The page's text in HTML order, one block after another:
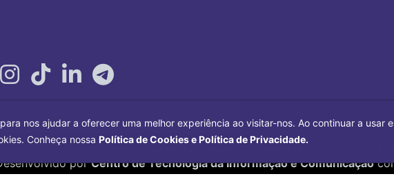
Copyright©2026Universidade Federal
porCentro de Tecnologia da Informação e Comunicação
nos ajudar a oferecer uma melhor experiência ao visitar-nos. Ao continuar a usar
Conheça nossa Política de Cookies e Política de Privacidade.